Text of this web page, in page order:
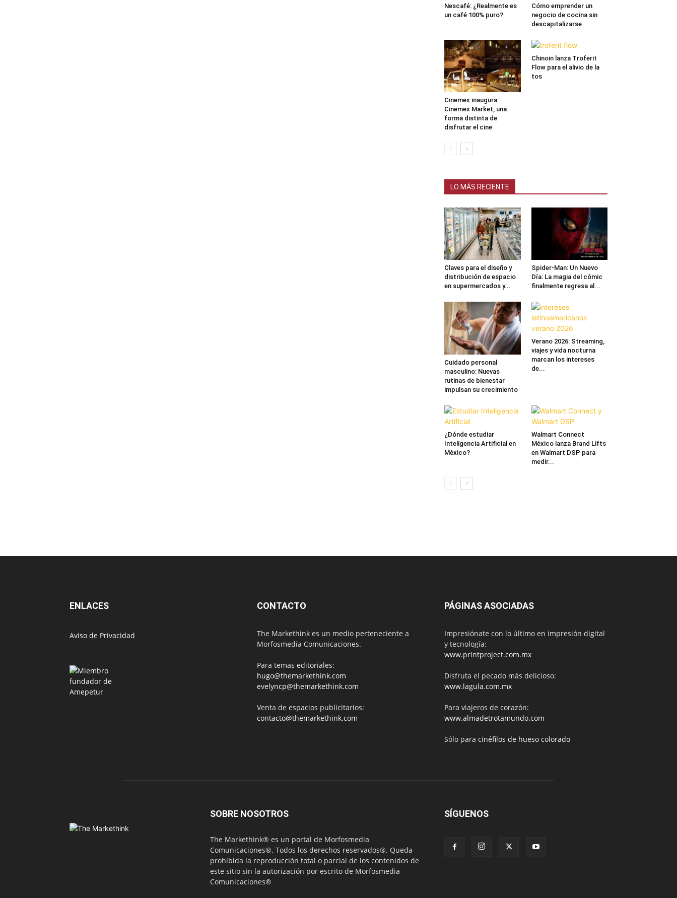
Nescafé: ¿Realmente es
un café 100% puro?
Cómo emprender un
negocio de cocina sin
descapitalizarse
Cinemex inaugura
Cinemex Market, una
forma distinta de
disfrutar el cine
Chinoin lanza Troferit
Flow para el alivio de la
tos
LO MÁS RECIENTE
Claves para el diseño y
distribución de espacio
en supermercados y...
Spider-Man: Un Nuevo
Día: La magia del cómic
finalmente regresa al...
Cuidado personal
masculino: Nuevas
rutinas de bienestar
impulsan su crecimiento
Verano 2026: Streaming,
viajes y vida nocturna
marcan los intereses
de...
¿Dónde estudiar
Inteligencia Artificial en
México?
Walmart Connect
México lanza Brand Lifts
en Walmart DSP para
medir...
ENLACES
Aviso de Privacidad
CONTACTO
The Markethink es un medio perteneciente a
Morfosmedia Comunicaciones.
Para temas editoriales:
hugo@themarkethink.com
evelyncp@themarkethink.com
Venta de espacios publicitarios:
contacto@themarkethink.com
PÁGINAS ASOCIADAS
Impresiónate con lo último en impresión digital
y tecnología:
www.printproject.com.mx
Disfruta el pecado más delicioso:
www.lagula.com.mx
Para viajeros de corazón:
www.almadetrotamundo.com
Sólo para cinéfilos de hueso colorado
SOBRE NOSOTROS
The Markethink® es un portal de Morfosmedia
Comunicaciones®. Todos los derechos reservados®. Queda
prohibida la reproducción total o parcial de los contenidos de
este sitio sin la autorización por escrito de Morfosmedia
Comunicaciones®
SÍGUENOS